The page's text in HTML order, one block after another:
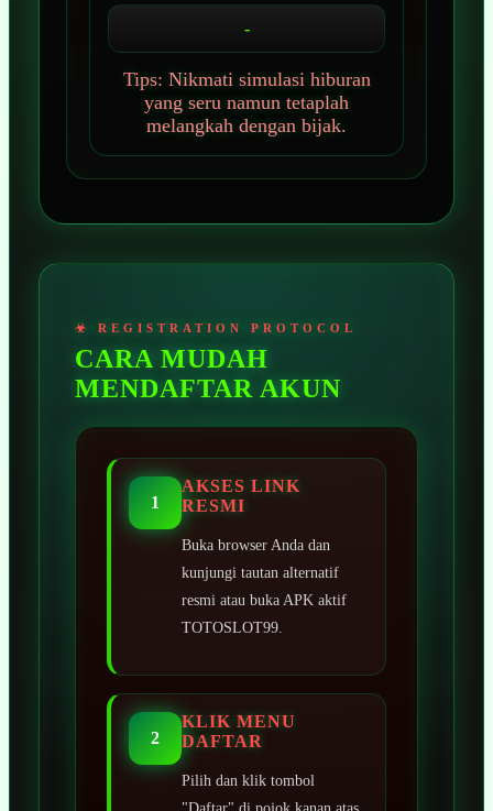
-
Tips: Nikmati simulasi hiburan
yang seru namun tetaplah
melangkah dengan bijak.
CARA MUDAH
MENDAFTAR AKUN
1
AKSES LINK
RESMI
Buka browser Anda dan
kunjungi tautan alternatif
resmi atau buka APK aktif
TOTOSLOT99.
2
KLIK MENU
DAFTAR
Pilih dan klik tombol